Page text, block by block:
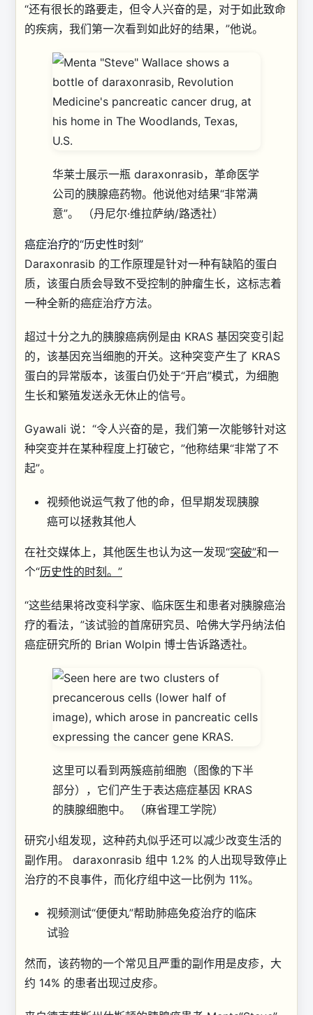
“还有很长的路要走，但令人兴奋的是，对于如此致命
的疾病，我们第一次看到如此好的结果，”他说。
华莱士展示一瓶 daraxonrasib，革命医学
公司的胰腺癌药物。他说他对结果“非常满
意”。
（丹尼尔·维拉萨纳/路透社）
癌症治疗的“历史性时刻”
Daraxonrasib 的工作原理是针对一种有缺陷的蛋白
质，该蛋白质会导致不受控制的肿瘤生长，这标志着
一种全新的癌症治疗方法。
超过十分之九的胰腺癌病例是由 KRAS 基因突变引起
的，该基因充当细胞的开关。这种突变产生了 KRAS
蛋白的异常版本，该蛋白仍处于“开启”模式，为细胞
生长和繁殖发送永无休止的信号。
Gyawali 说：“令人兴奋的是，我们第一次能够针对这
种突变并在某种程度上打破它，”他称结果“非常了不
起”。
视频他说运气救了他的命，但早期发现胰腺
癌可以拯救其他人
在社交媒体上，其他医生也认为这一发现“突破”和一
个“历史性的时刻。”
“这些结果将改变科学家、临床医生和患者对胰腺癌治
疗的看法，”该试验的首席研究员、哈佛大学丹纳法伯
癌症研究所的 Brian Wolpin 博士告诉路透社。
这里可以看到两簇癌前细胞（图像的下半
部分），它们产生于表达癌症基因 KRAS
的胰腺细胞中。
（麻省理工学院）
研究小组发现，这种药丸似乎还可以减少改变生活的
副作用。 daraxonrasib 组中 1.2% 的人出现导致停止
治疗的不良事件，而化疗组中这一比例为 11%。
视频测试“便便丸”帮助肺癌免疫治疗的临床
试验
然而，该药物的一个常见且严重的副作用是皮疹，大
约 14% 的患者出现过皮疹。